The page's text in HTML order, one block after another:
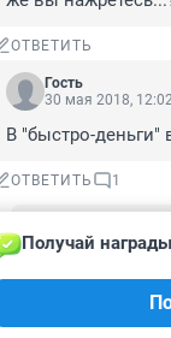
ОТВЕТИТЬ
Гость
30 мая 2018,
В "быстро-деньги"
ОТВЕТИТЬ 1
30 мая 2018,
Быстроденьги
Получай